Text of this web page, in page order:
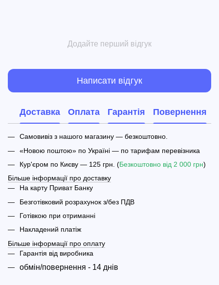
Додайте перший відгук
Написати відгук
Доставка Оплата Гарантія Повернення
Самовивіз з нашого магазину — безкоштовно.
«Новою поштою» по Україні — по тарифам перевізника
Кур'єром по Києву — 125 грн. (Безкоштовно від 2 000 грн)
Більше інформації про доставку
На карту Приват Банку
Безготівковий розрахунок з/без ПДВ
Готівкою при отриманні
Накладений платіж
Більше інформації про оплату
Гарантія від виробника
обмін/повернення - 14 днів